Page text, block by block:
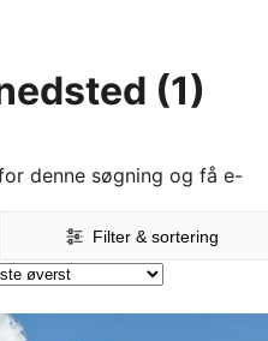
(1)
denne søgning og få e-
Filter & sortering